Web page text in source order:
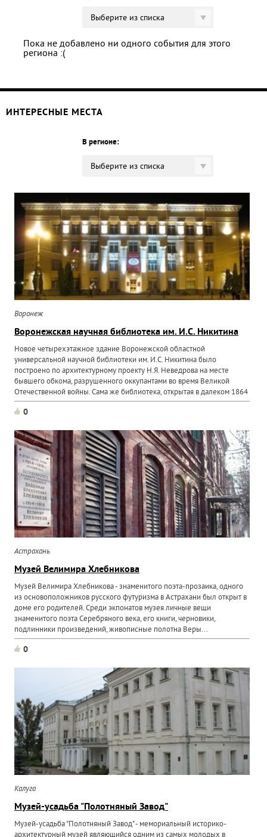
Выберите из списка
Пока не добавлено ни одного события для этого
региона :(
ИНТЕРЕСНЫЕ МЕСТА
В регионе:
Выберите из списка
Воронеж
Воронежская научная библиотека им. И.С. Никитина
Новое четырехэтажное здание Воронежской областной
универсальной научной библиотеки им. И.С. Никитина было
построено по архитектурному проекту Н.Я. Неведрова на месте
бывшего обкома, разрушенного оккупантами во время Великой
Отечественной войны. Сама же библиотека, открытая в далеком 1864
году...
0
Астрахань
Музей Велимира Хлебникова
Музей Велимира Хлебникова - знаменитого поэта-прозаика, одного
из основоположников русского футуризма в Астрахани был открыт в
доме его родителей. Среди экпонатов музея личные вещи
знаменитого поэта Серебряного века, его книги, черновики,
подлинники произведений, живописные полотна Веры...
0
Калуга
Музей-усадьба "Полотняный Завод"
Музей-усадьба "Полотняный Завод" - мемориальный историко-